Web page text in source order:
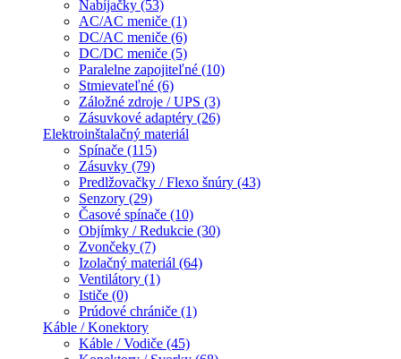
Nabíjačky (53)
AC/AC meniče (1)
DC/AC meniče (6)
DC/DC meniče (5)
Paralelne zapojiteľné (10)
Stmievateľné (6)
Záložné zdroje / UPS (3)
Zásuvkové adaptéry (26)
Elektroinštalačný materiál
Spínače (115)
Zásuvky (79)
Predlžovačky / Flexo šnúry (43)
Senzory (29)
Časové spínače (10)
Objímky / Redukcie (30)
Zvončeky (7)
Izolačný materiál (64)
Ventilátory (1)
Ističe (0)
Prúdové chrániče (1)
Káble / Konektory
Káble / Vodiče (45)